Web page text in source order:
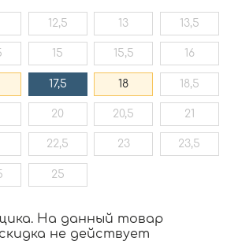
12,5 13 13,5
15 15,5 16
17,5 18 18,5
20 20,5 21
22,5 23 23,5
25
На данный товар
не действует